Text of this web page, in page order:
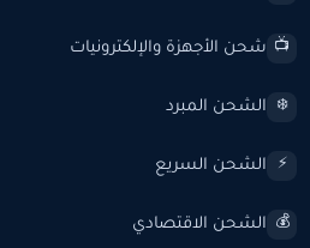
📺 شحن الأجهزة والإلكترونيات
❄️ الشحن المبرد
⚡ الشحن السريع
💰 الشحن الاقتصادي